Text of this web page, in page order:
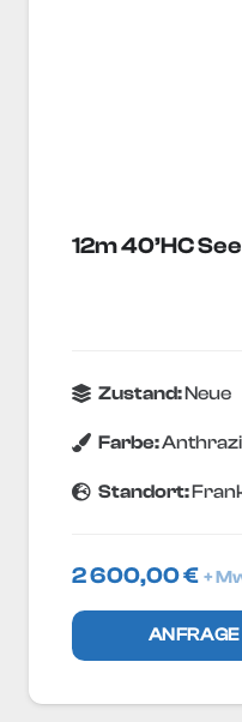
12m 40’HC
Zustand:Neue
Farbe:
Standort:
2 600,00€ +